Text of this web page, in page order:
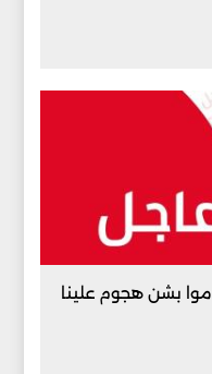
بشن هجوم علينا